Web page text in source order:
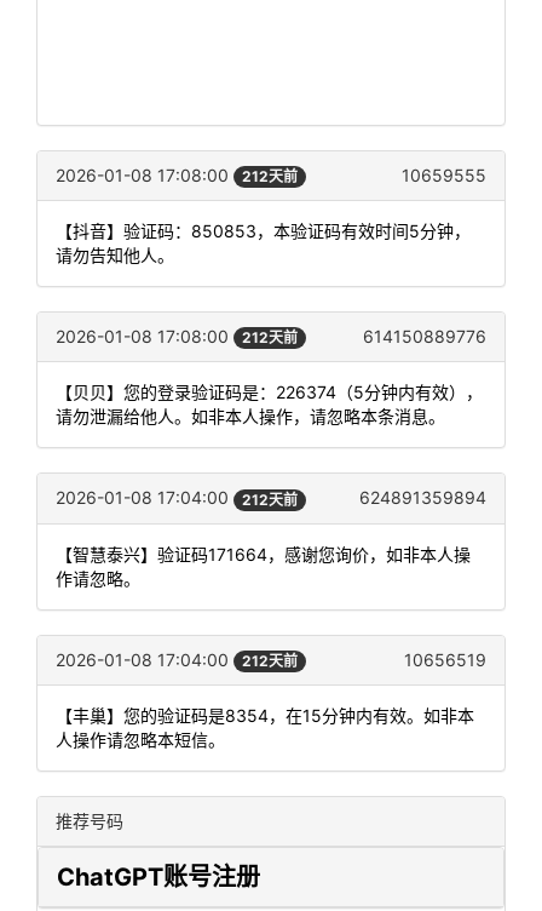
2026-01-08 17:08:00 212天前 10659555
【抖音】验证码：850853，本验证码有效时间5分钟，
请勿告知他人。
2026-01-08 17:08:00 212天前 614150889776
【贝贝】您的登录验证码是：226374（5分钟内有效），
请勿泄漏给他人。如非本人操作，请忽略本条消息。
2026-01-08 17:04:00 212天前 624891359894
【智慧泰兴】验证码171664，感谢您询价，如非本人操
作请忽略。
2026-01-08 17:04:00 212天前 10656519
【丰巢】您的验证码是8354，在15分钟内有效。如非本
人操作请忽略本短信。
推荐号码
ChatGPT账号注册